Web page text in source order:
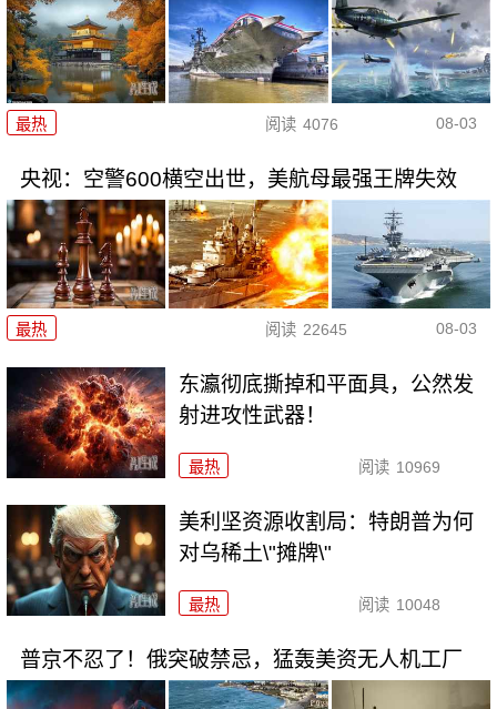
最热 阅读 4076 08-03
央视：空警600横空出世，美航母最强王牌失效
最热 阅读 22645 08-03
东瀛彻底撕掉和平面具，公然发
射进攻性武器！
最热 阅读 10969
美利坚资源收割局：特朗普为何
对乌稀土\"摊牌\"
最热 阅读 10048
普京不忍了！俄突破禁忌，猛轰美资无人机工厂